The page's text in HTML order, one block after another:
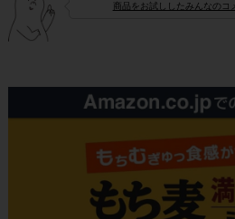
商品をお試ししたみんなのコ